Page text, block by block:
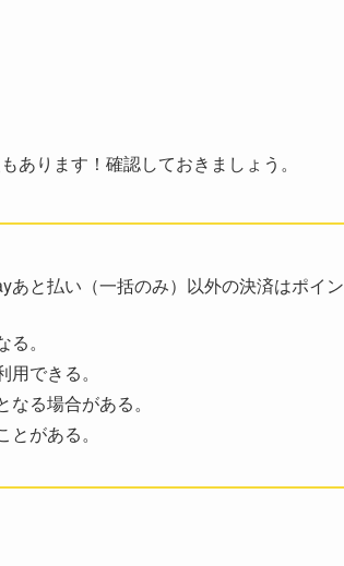
ります！確認しておきましょう。
と払い（一括のみ）以外の決済はポイン
。
できる。
る場合がある。
がある。